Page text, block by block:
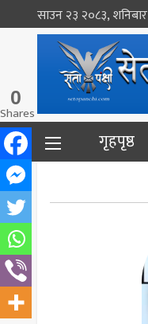
साउन २३ २०८३, शनिबार
गृहपृष्ठ
0
Shares